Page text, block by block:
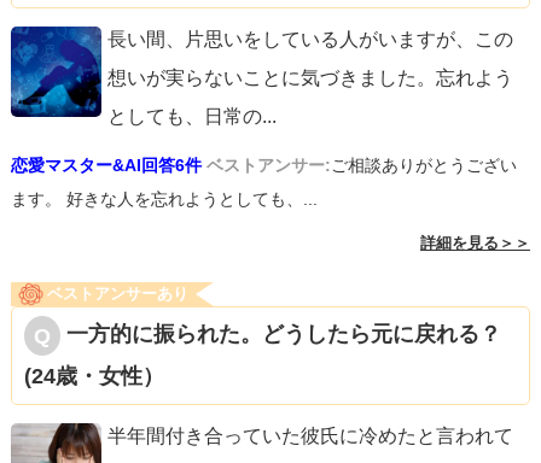
長い間、片思いをしている人がいますが、この
想いが実らないことに気づきました。忘れよう
としても、日常の...
恋愛マスター&AI回答6件 ベストアンサー:ご相談ありがとうござい
ます。 好きな人を忘れようとしても、...
詳細を見る＞＞
ベストアンサーあり
一方的に振られた。どうしたら元に戻れる？
(24歳・女性）
半年間付き合っていた彼氏に冷めたと言われて